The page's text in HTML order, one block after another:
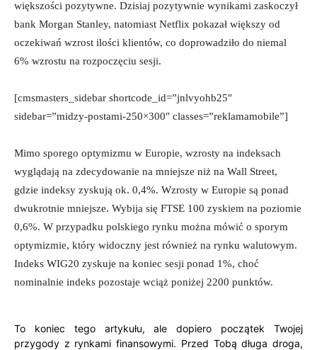
większości pozytywne. Dzisiaj pozytywnie wynikami zaskoczył
bank Morgan Stanley, natomiast Netflix pokazał większy od
oczekiwań wzrost ilości klientów, co doprowadziło do niemal
6% wzrostu na rozpoczęciu sesji.
[cmsmasters_sidebar shortcode_id=”jnlvyohb25″
sidebar=”midzy-postami-250×300″ classes=”reklamamobile”]
Mimo sporego optymizmu w Europie, wzrosty na indeksach
wyglądają na zdecydowanie na mniejsze niż na Wall Street,
gdzie indeksy zyskują ok. 0,4%. Wzrosty w Europie są ponad
dwukrotnie mniejsze. Wybija się FTSE 100 zyskiem na poziomie
0,6%. W przypadku polskiego rynku można mówić o sporym
optymizmie, który widoczny jest również na rynku walutowym.
Indeks WIG20 zyskuje na koniec sesji ponad 1%, choć
nominalnie indeks pozostaje wciąż poniżej 2200 punktów.
To koniec tego artykułu, ale dopiero początek Twojej
przygody z rynkami finansowymi. Przed Tobą długa droga,